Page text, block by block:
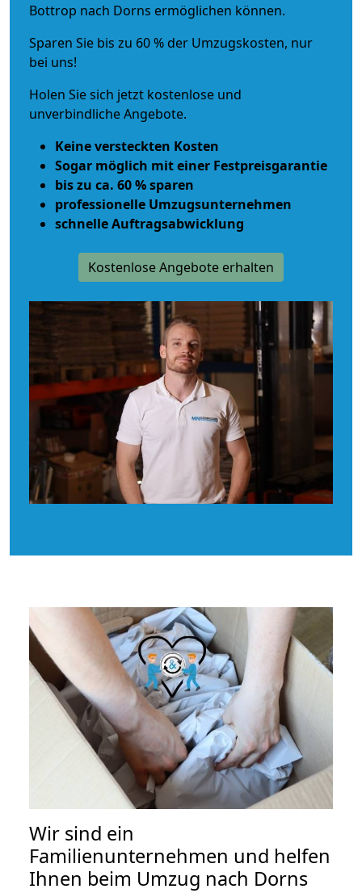
Bottrop nach Dorns ermöglichen können.
Sparen Sie bis zu 60 % der Umzugskosten, nur
bei uns!
Holen Sie sich jetzt kostenlose und
unverbindliche Angebote.
Keine versteckten Kosten
Sogar möglich mit einer Festpreisgarantie
bis zu ca. 60 % sparen
professionelle Umzugsunternehmen
schnelle Auftragsabwicklung
Kostenlose Angebote erhalten
Wir sind ein
Familienunternehmen und helfen
Ihnen beim Umzug nach Dorns